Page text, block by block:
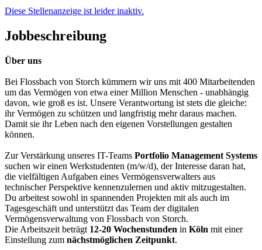
Diese Stellenanzeige ist leider inaktiv.
Jobbeschreibung
Über uns
Bei Flossbach von Storch kümmern wir uns mit 400 Mitarbeitenden
um das Vermögen von etwa einer Million Menschen - unabhängig
davon, wie groß es ist. Unsere Verantwortung ist stets die gleiche:
ihr Vermögen zu schützen und langfristig mehr daraus machen.
Damit sie ihr Leben nach den eigenen Vorstellungen gestalten
können.
Zur Verstärkung unseres IT-Teams Portfolio Management Systems
suchen wir einen Werkstudenten (m/w/d), der Interesse daran hat,
die vielfältigen Aufgaben eines Vermögensverwalters aus
technischer Perspektive kennenzulernen und aktiv mitzugestalten.
Du arbeitest sowohl in spannenden Projekten mit als auch im
Tagesgeschäft und unterstützt das Team der digitalen
Vermögensverwaltung von Flossbach von Storch.
Die Arbeitszeit beträgt 12-20 Wochenstunden in Köln mit einer
Einstellung zum nächstmöglichen Zeitpunkt.